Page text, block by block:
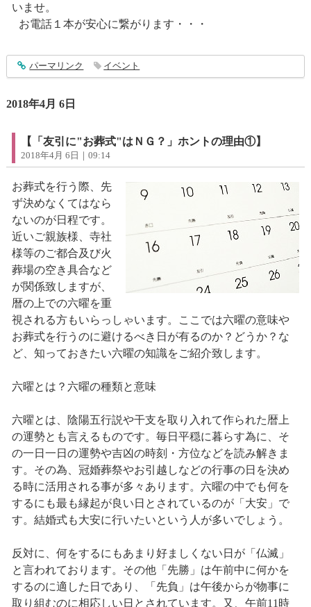
いませ。
お電話１本が安心に繋がります・・・
entry1365
パーマリンク イベント
2018年4月 6日
【「友引に"お葬式"はＮＧ？」ホントの理由①】
2018年4月 6日｜09:14
お葬式を行う際、先
ず決めなくてはなら
ないのが日程です。
近いご親族様、寺社
様等のご都合及び火
葬場の空き具合など
が関係致しますが、
暦の上での六曜を重
視される方もいらっしゃいます。ここでは六曜の意味や
お葬式を行うのに避けるべき日が有るのか？どうか？な
ど、知っておきたい六曜の知識をご紹介致します。
六曜とは？六曜の種類と意味
六曜とは、陰陽五行説や干支を取り入れて作られた暦上
の運勢とも言えるものです。毎日平穏に暮らす為に、そ
の一日一日の運勢や吉凶の時刻・方位などを読み解きま
す。その為、冠婚葬祭やお引越しなどの行事の日を決め
る時に活用される事が多々あります。六曜の中でも何を
するにも最も縁起が良い日とされているのが「大安」で
す。結婚式も大安に行いたいという人が多いでしょう。
反対に、何をするにもあまり好ましくない日が「仏滅」
と言われております。その他「先勝」は午前中に何かを
するのに適した日であり、「先負」は午後からが物事に
取り組むのに相応しい日とされています。又、午前11時